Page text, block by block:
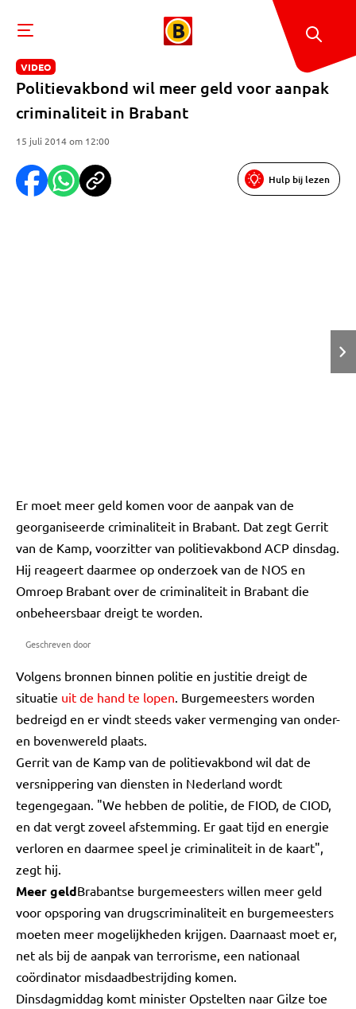
VIDEO
Politievakbond wil meer geld voor aanpak
criminaliteit in Brabant
15 juli 2014 om 12:00
Hulp bij lezen
Er moet meer geld komen voor de aanpak van de
georganiseerde criminaliteit in Brabant. Dat zegt Gerrit
van de Kamp, voorzitter van politievakbond ACP dinsdag.
Hij reageert daarmee op onderzoek van de NOS en
Omroep Brabant over de criminaliteit in Brabant die
onbeheersbaar dreigt te worden.
Geschreven door
Volgens bronnen binnen politie en justitie dreigt de
situatie uit de hand te lopen. Burgemeesters worden
bedreigd en er vindt steeds vaker vermenging van onder-
en bovenwereld plaats.
Gerrit van de Kamp van de politievakbond wil dat de
versnippering van diensten in Nederland wordt
tegengegaan. "We hebben de politie, de FIOD, de CIOD,
en dat vergt zoveel afstemming. Er gaat tijd en energie
verloren en daarmee speel je criminaliteit in de kaart",
zegt hij.
Meer geldBrabantse burgemeesters willen meer geld
voor opsporing van drugscriminaliteit en burgemeesters
moeten meer mogelijkheden krijgen. Daarnaast moet er,
net als bij de aanpak van terrorisme, een nationaal
coördinator misdaadbestrijding komen.
Dinsdagmiddag komt minister Opstelten naar Gilze toe